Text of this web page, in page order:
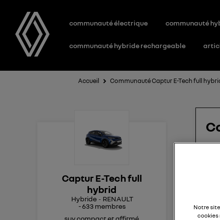
communauté électrique communauté
communauté hybride rechargeable
Accueil Communauté Captur E-Tech full
Captur E-Tech full
hybrid
Hybride
RENAULT
-633 membres
suv compact et affirmé
j'ai
Notre
cookies